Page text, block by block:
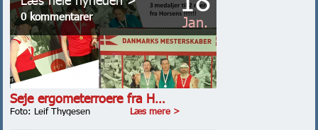
0 kommentarer Jan.
Seje ergometerroere fra H…
Foto: Leif Thygesen Læs mere >